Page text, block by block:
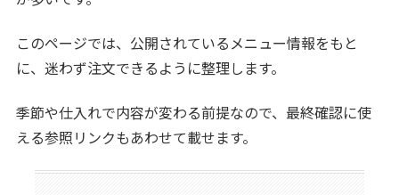
このページでは、公開されているメニュー情報をもと
に、迷わず注文できるように整理します。
季節や仕入れで内容が変わる前提なので、最終確認に使
える参照リンクもあわせて載せます。